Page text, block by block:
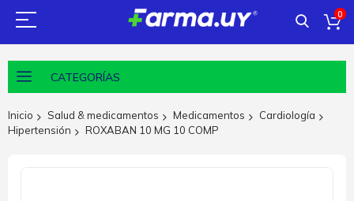
0
CATEGORÍAS
Inicio Salud & medicamentos Medicamentos
Cardiología
Hipertensión
ROXABAN 10 MG 10 COMP